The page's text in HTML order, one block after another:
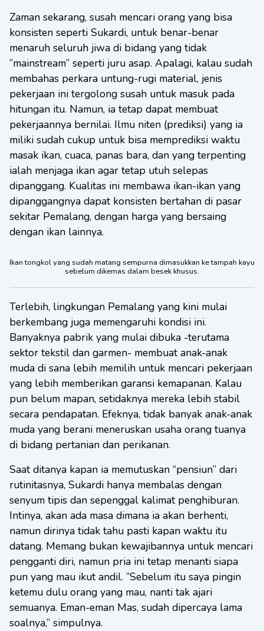
Zaman sekarang, susah mencari orang yang bisa
konsisten seperti Sukardi, untuk benar-benar
menaruh seluruh jiwa di bidang yang tidak
”mainstream” seperti juru asap. Apalagi, kalau sudah
membahas perkara untung-rugi material, jenis
pekerjaan ini tergolong susah untuk masuk pada
hitungan itu. Namun, ia tetap dapat membuat
pekerjaannya bernilai. Ilmu niten (prediksi) yang ia
miliki sudah cukup untuk bisa memprediksi waktu
masak ikan, cuaca, panas bara, dan yang terpenting
ialah menjaga ikan agar tetap utuh selepas
dipanggang. Kualitas ini membawa ikan-ikan yang
dipanggangnya dapat konsisten bertahan di pasar
sekitar Pemalang, dengan harga yang bersaing
dengan ikan lainnya.
Ikan tongkol yang sudah matang sempurna dimasukkan ke tampah kayu
sebelum dikemas dalam besek khusus.
Terlebih, lingkungan Pemalang yang kini mulai
berkembang juga memengaruhi kondisi ini.
Banyaknya pabrik yang mulai dibuka -terutama
sektor tekstil dan garmen- membuat anak-anak
muda di sana lebih memilih untuk mencari pekerjaan
yang lebih memberikan garansi kemapanan. Kalau
pun belum mapan, setidaknya mereka lebih stabil
secara pendapatan. Efeknya, tidak banyak anak-anak
muda yang berani meneruskan usaha orang tuanya
di bidang pertanian dan perikanan.
Saat ditanya kapan ia memutuskan “pensiun” dari
rutinitasnya, Sukardi hanya membalas dengan
senyum tipis dan sepenggal kalimat penghiburan.
Intinya, akan ada masa dimana ia akan berhenti,
namun dirinya tidak tahu pasti kapan waktu itu
datang. Memang bukan kewajibannya untuk mencari
pengganti diri, namun pria ini tetap menanti siapa
pun yang mau ikut andil. ”Sebelum itu saya pingin
ketemu dulu orang yang mau, nanti tak ajari
semuanya. Eman-eman Mas, sudah dipercaya lama
soalnya,” simpulnya.